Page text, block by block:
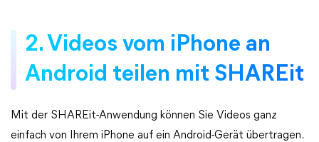
2. Videos vom iPhone an
Android teilen mit SHAREit
Mit der SHAREit-Anwendung können Sie Videos ganz
einfach von Ihrem iPhone auf ein Android-Gerät übertragen.